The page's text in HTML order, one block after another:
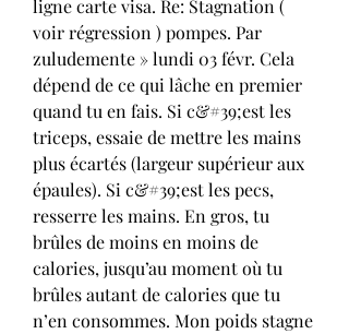
ligne carte visa. Re: Stagnation (
voir régression ) pompes. Par
zuludemente » lundi 03 févr. Cela
dépend de ce qui lâche en premier
quand tu en fais. Si c&#39;est les
triceps, essaie de mettre les mains
plus écartés (largeur supérieur aux
épaules). Si c&#39;est les pecs,
resserre les mains. En gros, tu
brûles de moins en moins de
calories, jusqu’au moment où tu
brûles autant de calories que tu
n’en consommes. Mon poids stagne